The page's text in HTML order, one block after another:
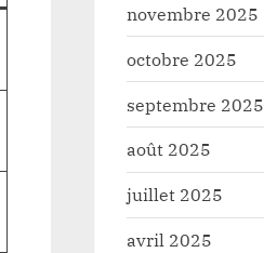
novembre 2025
octobre 2025
septembre 2025
août 2025
juillet 2025
avril 2025